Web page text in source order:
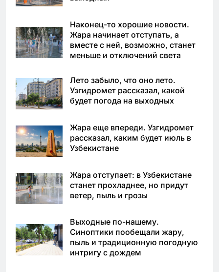
Наконец-то хорошие новости.
Жара начинает отступать, а
вместе с ней, возможно, станет
меньше и отключений света
Лето забыло, что оно лето.
Узгидромет рассказал, какой
будет погода на выходных
Жара еще впереди. Узгидромет
рассказал, каким будет июль в
Узбекистане
Жара отступает: в Узбекистане
станет прохладнее, но придут
ветер, пыль и грозы
Выходные по-нашему.
Синоптики пообещали жару,
пыль и традиционную погодную
интригу с дождем